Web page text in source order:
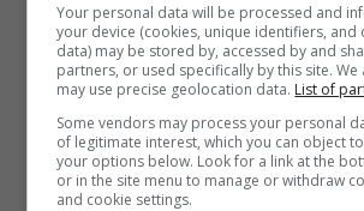
Your personal data will be processed and
your device (cookies, unique identifiers, and
data) may be stored by, accessed by and
partners, or used specifically by this site.
may use precise geolocation data. List of
Some vendors may process your personal
of legitimate interest, which you can object
your options below. Look for a link at the
or in the site menu to manage or withdraw
and cookie settings.